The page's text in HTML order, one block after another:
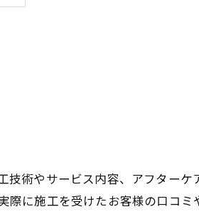
術やサービス内容、アフターケ
際に施工を受けたお客様の口コミ